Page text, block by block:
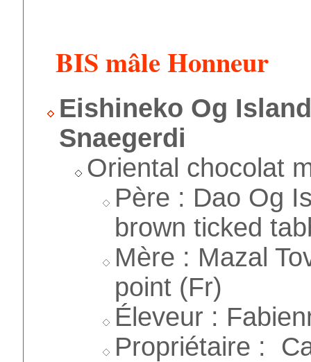
BIS mâle Honneur
Eishineko Og
Snaegerdi
Oriental chocolat
Père : Dao Og
brown ticked
Mère : Mazal
point (Fr)
Éleveur :
Propriétaire :